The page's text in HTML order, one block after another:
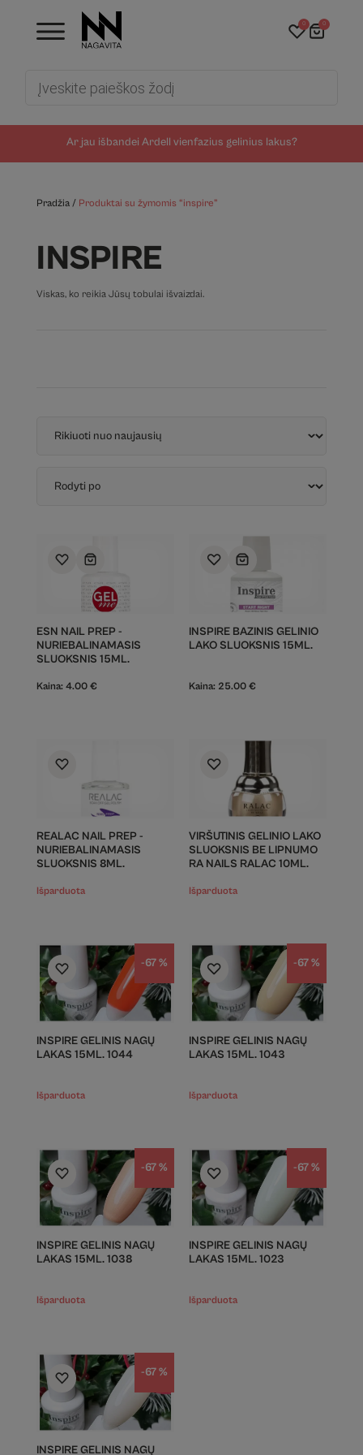
Ar jau išbandei Ardell vienfazius gelinius lakus?
0 0
Pradžia/ Produktai su žymomis “inspire”
INSPIRE
Viskas, ko reikia Jūsų tobulai išvaizdai.
ESN NAIL PREP -
NURIEBALINAMASIS
SLUOKSNIS 15ML.
Kaina: 4.00 €
INSPIRE BAZINIS GELINIO
LAKO SLUOKSNIS 15ML.
Kaina: 25.00 €
REALAC NAIL PREP -
NURIEBALINAMASIS
SLUOKSNIS 8ML.
Išparduota
VIRŠUTINIS GELINIO LAKO
SLUOKSNIS BE LIPNUMO
RA NAILS RALAC 10ML.
Išparduota
-67 %
INSPIRE GELINIS NAGŲ
LAKAS 15ML. 1044
Išparduota
-67 %
INSPIRE GELINIS NAGŲ
LAKAS 15ML. 1043
Išparduota
-67 %
INSPIRE GELINIS NAGŲ
LAKAS 15ML. 1038
Išparduota
-67 %
INSPIRE GELINIS NAGŲ
LAKAS 15ML. 1023
Išparduota
-67 %
INSPIRE GELINIS NAGŲ